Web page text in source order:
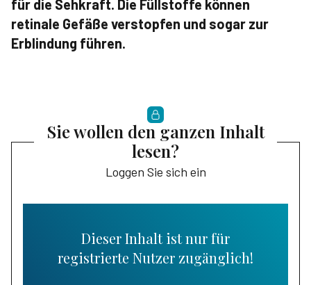
für die Sehkraft. Die Füllstoffe können
retinale Gefäße verstopfen und sogar zur
Erblindung führen.
Sie wollen den ganzen Inhalt
lesen?
Loggen Sie sich ein
Dieser Inhalt ist nur für
registrierte Nutzer zugänglich!